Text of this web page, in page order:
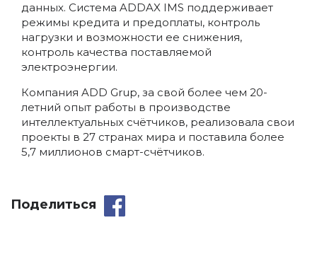
данных. Система ADDAX IMS поддерживает
режимы кредита и предоплаты, контроль
нагрузки и возможности ее снижения,
контроль качества поставляемой
электроэнергии.
Компания ADD Grup, за свой более чем 20-
летний опыт работы в производстве
интеллектуальных счётчиков, реализовала свои
проекты в 27 странах мира и поставила более
5,7 миллионов смарт-счётчиков.
Поделиться